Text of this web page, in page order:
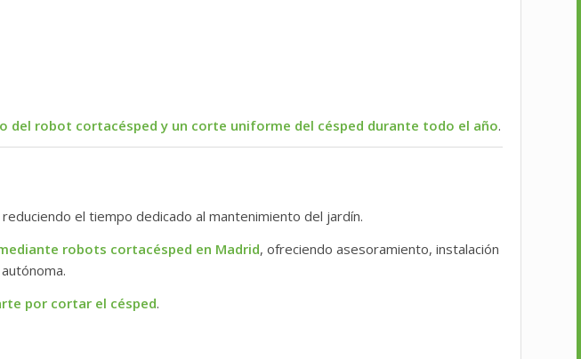
del robot cortacésped y un corte uniforme del césped durante todo el año.
el tiempo dedicado al mantenimiento del jardín.
robots cortacésped en Madrid, ofreciendo asesoramiento, instalación
por cortar el césped.